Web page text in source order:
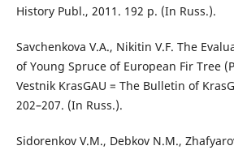
History Publ., 2011. 192 p. (In Russ.).
Savchenkova V.A., Nikitin V.F. The
of Young Spruce of European Fir Tree
Vestnik KrasGAU = The Bulletin of
202–207. (In Russ.).
Sidorenkov V.M., Debkov N.M.,